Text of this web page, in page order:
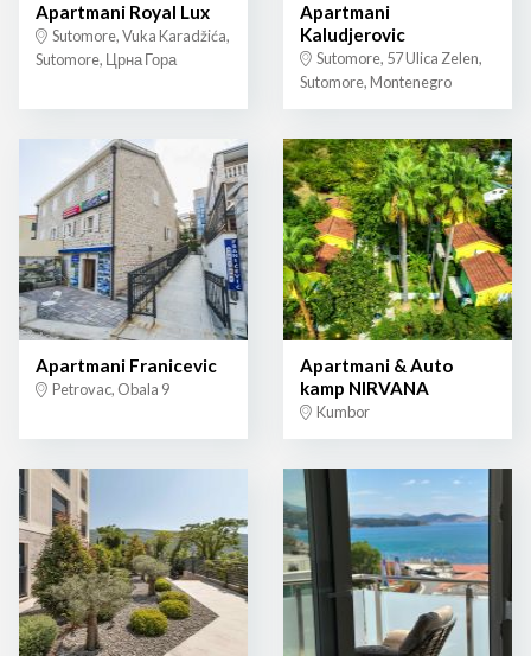
Apartmani Royal Lux
Sutomore, Vuka Karadžića,
Sutomore, Црна Гора
Apartmani
Kaludjerovic
Sutomore, 57 Ulica Zelen,
Sutomore, Montenegro
Apartmani Franicevic
Petrovac, Obala 9
Apartmani & Auto
kamp NIRVANA
Kumbor